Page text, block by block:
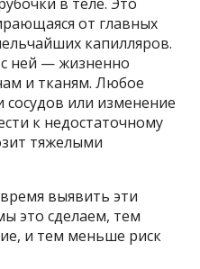
от главных
капилляров.
ней — жизненно
и тканям. Любое
или изменение
к недостаточному
тяжелыми
выявить эти
это сделаем, тем
и тем меньше риск